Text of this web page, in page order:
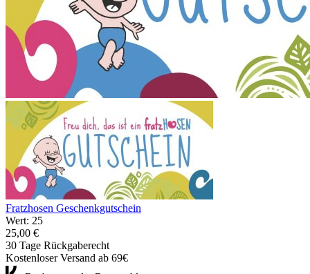
Fratzhosen Geschenkgutschein
Wert: 25
25,00 €
30 Tage Rückgaberecht
Kostenloser Versand ab 69€